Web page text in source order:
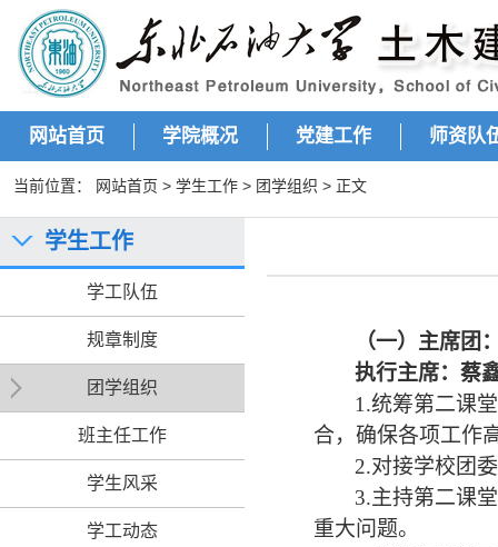
网站首页 学院概况 党建工作 师资队
当前位置： 网站首页 > 学生工作 > 团学组织 > 正文
学生工作
学工队伍
规章制度
团学组织
班主任工作
学生风采
学工动态
（一）主席团
执行主席：蔡
1.统筹第二课
合，确保各项工作
2.对接学校团
3.主持第二课
重大问题。